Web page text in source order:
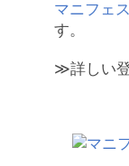
マニフェ
す。
≫詳しい